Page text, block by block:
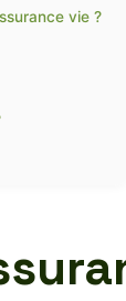
vie ?